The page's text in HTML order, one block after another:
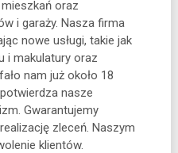
oraz
i garaży. Naszafirma
nowe usługi, takie jak
i makulatury oraz
nam już około 18
nasze
Gwarantujemy
zleceń. Naszym
klientów.